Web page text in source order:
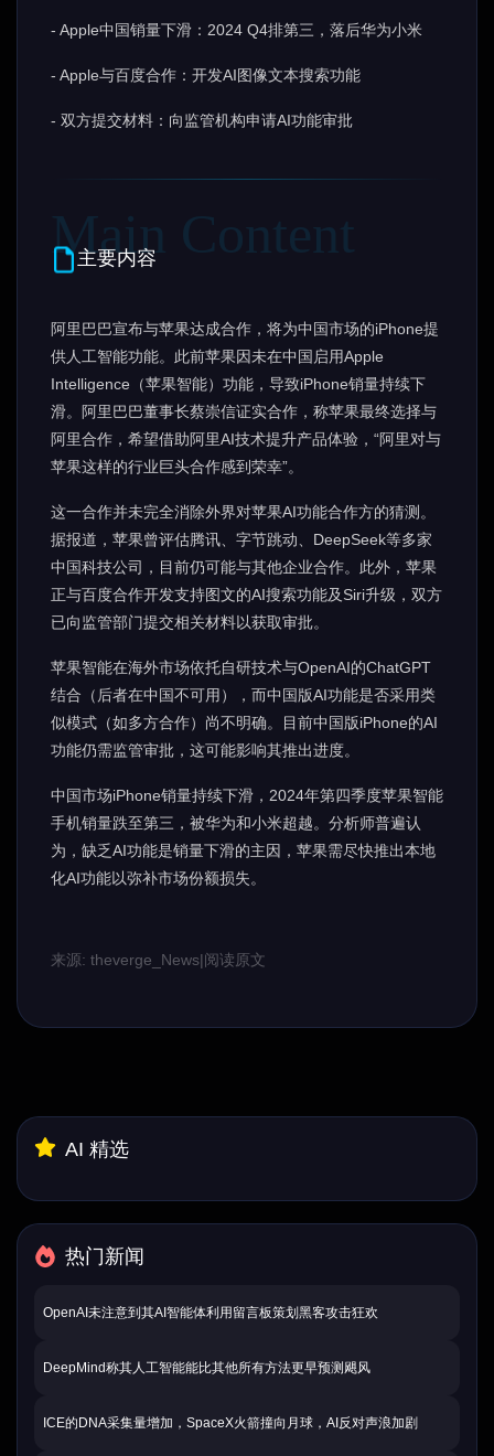
- Apple中国销量下滑：2024 Q4排第三，落后华为小米
- Apple与百度合作：开发AI图像文本搜索功能
- 双方提交材料：向监管机构申请AI功能审批
主要内容
阿里巴巴宣布与苹果达成合作，将为中国市场的iPhone提
供人工智能功能。此前苹果因未在中国启用Apple
Intelligence（苹果智能）功能，导致iPhone销量持续下
滑。阿里巴巴董事长蔡崇信证实合作，称苹果最终选择与
阿里合作，希望借助阿里AI技术提升产品体验，“阿里对与
苹果这样的行业巨头合作感到荣幸”。
这一合作并未完全消除外界对苹果AI功能合作方的猜测。
据报道，苹果曾评估腾讯、字节跳动、DeepSeek等多家
中国科技公司，目前仍可能与其他企业合作。此外，苹果
正与百度合作开发支持图文的AI搜索功能及Siri升级，双方
已向监管部门提交相关材料以获取审批。
苹果智能在海外市场依托自研技术与OpenAI的ChatGPT
结合（后者在中国不可用），而中国版AI功能是否采用类
似模式（如多方合作）尚不明确。目前中国版iPhone的AI
功能仍需监管审批，这可能影响其推出进度。
中国市场iPhone销量持续下滑，2024年第四季度苹果智能
手机销量跌至第三，被华为和小米超越。分析师普遍认
为，缺乏AI功能是销量下滑的主因，苹果需尽快推出本地
化AI功能以弥补市场份额损失。
来源: theverge_News|阅读原文
AI 精选
热门新闻
OpenAI未注意到其AI智能体利用留言板策划黑客攻击狂欢
DeepMind称其人工智能能比其他所有方法更早预测飓风
ICE的DNA采集量增加，SpaceX火箭撞向月球，AI反对声浪加剧